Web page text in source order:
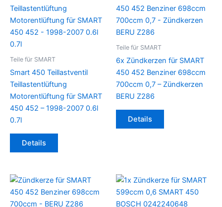
Teile für SMART
Smart 450 Teillastventil
Teillastentlüftung
Motorentlüftung für SMART
450 452 – 1998-2007 0.6l
0.7l
Details
Teile für SMART
6x Zündkerzen für SMART
450 452 Benziner 698ccm
700ccm 0,7 – Zündkerzen
BERU Z286
Details